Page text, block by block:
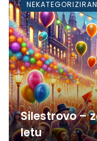
Silestrovo –
letu